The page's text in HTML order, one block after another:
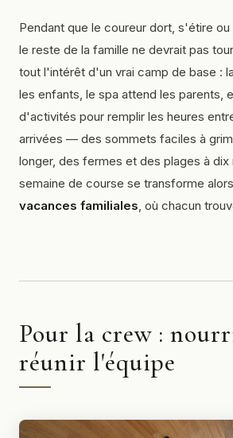
Pendant que le coureur dort, s'étire
le reste de la famille ne devrait pas
tout l'intérêt d'un vrai camp de base :
les enfants, le spa attend les parents,
d'activités pour remplir les heures
arrivées — des sommets faciles à
longer, des fermes et des plages à dix
semaine de course se transforme
vacances familiales, où chacun
Pour la crew :
réunir l'équipe